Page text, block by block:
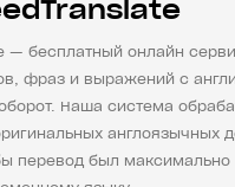
— бесплатный онлайн
фраз и выражений с
Наша система
англоязычных
перевод был